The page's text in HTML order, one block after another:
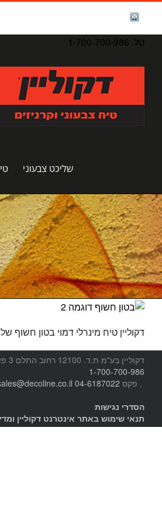
דלג
Waze
טל. 1-700-700-986
שליכט צבעוני
דקוליין טיח מינרלי דמוי בטון חשוף
דקוליין בע"מ ת.ד. 12100 רחוב התלם 3 פארק תעשיות עמק חפר
1-700-700-986
, פקס 04-6187022
הסדרי נגישות
תנאי שימוש באתר אינטרנט דקוליין